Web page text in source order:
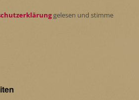
gelesen und stimme